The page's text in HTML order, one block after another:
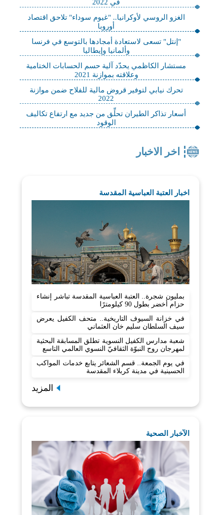
في 2022
الغزو الروسي لأوكرانيا.. "غيوم سوداء" تلاحق اقتصاد
أوروبا
"إنتل" تسعى لاستعادة أمجادها بالتوسع في فرنسا
وألمانيا وإيطاليا
مستشار الكاظمي يحدّد آلية حسم الحسابات الختامية
وعلاقته بموازنة 2021
تحرك نيابي لتوفير قروض مالية للفلاح ضمن موازنة
2022
أسعار تذاكر الطيران تحلِّق من جديد مع ارتفاع تكاليف
الوقود
اخر الاخبار
اخبار العتبة العباسية المقدسة
بمليون شجرة.. العتبة العباسية المقدسة تباشر إنشاء
حزام أخضر بطول 90 كيلومترًا
في خزانة السيوف التاريخية.. متحف الكفيل يعرض
سيف السلطان سليم خان العثماني
شعبة مدارس الكفيل النسوية تطلق المسابقة البحثية
لمهرجان روح النبوّة الثقافيّ النسوي العالمي التاسع
في يوم الجمعة.. قسم الشعائر يتابع خدمات المواكب
الحسينية في مدينة كربلاء المقدسة
المزيد
الآخبار الصحية